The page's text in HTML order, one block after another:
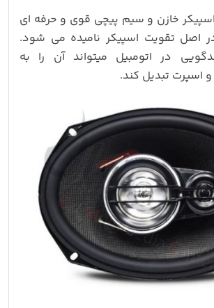
خازن و سیم پیچی قوی و حرفه ای
اصل تقویت اسپیکر نامیده می شود.
در اتومبیل میتواند آن را به
تبدیل کند.